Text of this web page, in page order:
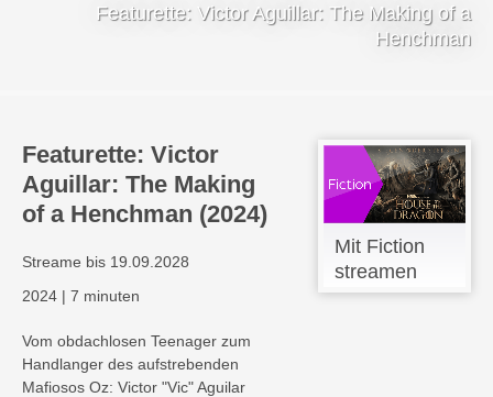
Featurette: Victor Aguillar: The Making of a
Henchman
Featurette: Victor
Aguillar: The Making
of a Henchman (2024)
Streame bis 19.09.2028
2024 | 7 minuten
Vom obdachlosen Teenager zum
Handlanger des aufstrebenden
Mafiosos Oz: Victor "Vic" Aguilar
Mit Fiction
streamen